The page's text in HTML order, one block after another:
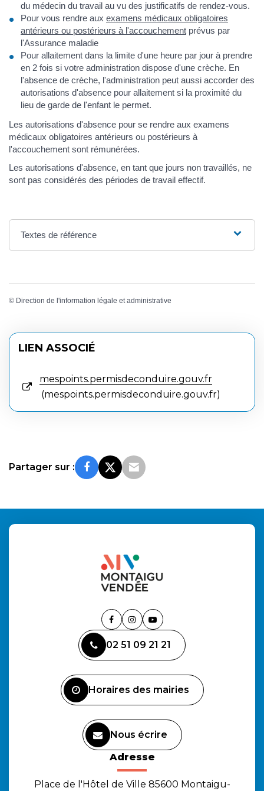
du médecin du travail au vu des justificatifs de rendez-vous.
Pour vous rendre aux examens médicaux obligatoires
antérieurs ou postérieurs à l'accouchement prévus par
l'Assurance maladie
Pour allaitement dans la limite d'une heure par jour à prendre
en 2 fois si votre administration dispose d'une crèche. En
l'absence de crèche, l'administration peut aussi accorder des
autorisations d'absence pour allaitement si la proximité du
lieu de garde de l'enfant le permet.
Les autorisations d'absence pour se rendre aux examens
médicaux obligatoires antérieurs ou postérieurs à
l'accouchement sont rémunérées.
Les autorisations d'absence, en tant que jours non travaillés, ne
sont pas considérés des périodes de travail effectif.
Textes de référence
© Direction de l'information légale et administrative
LIEN ASSOCIÉ
mespoints.permisdeconduire.gouv.fr
mespoints.permisdeconduire.gouv.fr
Partager sur :
Lien
le
compte
Lien
le
compte
Lien
la
chaîne
02 51 09 21 21
Horaires des mairies
Nous écrire
Adresse
Place de l'Hôtel de Ville 85600 Montaigu-